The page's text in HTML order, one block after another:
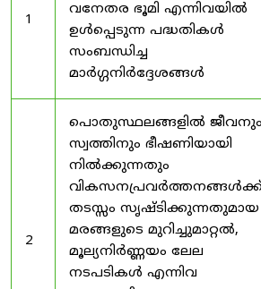
1
വനേതര ഭൂമി എന്നിവയിൽ
ഉൾപ്പെടുന്ന പദ്ധതികൾ
സംബന്ധിച്ച
മാർഗ്ഗനിർദ്ദേശങ്ങൾ
2
പൊതുസ്ഥലങ്ങളിൽ ജീവനും
സ്വത്തിനും ഭീഷണിയായി
നിൽക്കുന്നതും
തടസ്സം സൃഷ്ടിക്കുന്നതുമായ
മരങ്ങളുടെ മുറിച്ചുമാറ്റൽ,
മൂല്യനിർണ്ണയം ലേല
നടപടികൾ എന്നിവ